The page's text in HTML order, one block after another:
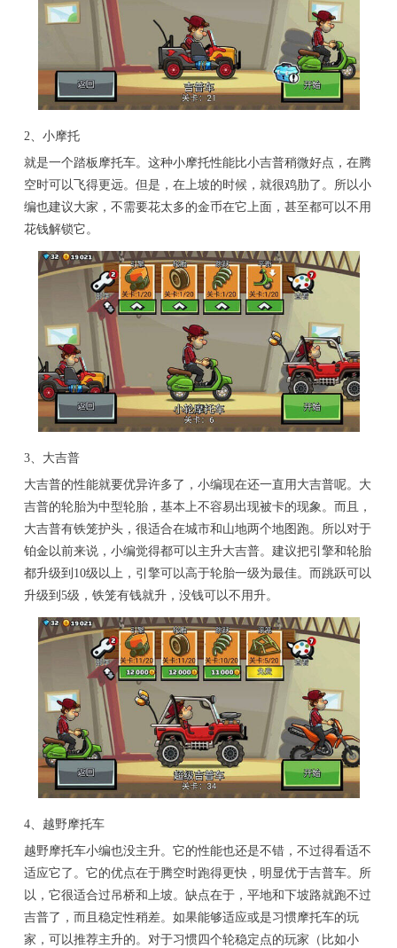
2、小摩托
就是一个踏板摩托车。这种小摩托性能比小吉普稍微好点，在腾
空时可以飞得更远。但是，在上坡的时候，就很鸡肋了。所以小
编也建议大家，不需要花太多的金币在它上面，甚至都可以不用
花钱解锁它。
3、大吉普
大吉普的性能就要优异许多了，小编现在还一直用大吉普呢。大
吉普的轮胎为中型轮胎，基本上不容易出现被卡的现象。而且，
大吉普有铁笼护头，很适合在城市和山地两个地图跑。所以对于
铂金以前来说，小编觉得都可以主升大吉普。建议把引擎和轮胎
都升级到10级以上，引擎可以高于轮胎一级为最佳。而跳跃可以
升级到5级，铁笼有钱就升，没钱可以不用升。
4、越野摩托车
越野摩托车小编也没主升。它的性能也还是不错，不过得看适不
适应它了。它的优点在于腾空时跑得更快，明显优于吉普车。所
以，它很适合过吊桥和上坡。缺点在于，平地和下坡路就跑不过
吉普了，而且稳定性稍差。如果能够适应或是习惯摩托车的玩
家，可以推荐主升的。对于习惯四个轮稳定点的玩家（比如小